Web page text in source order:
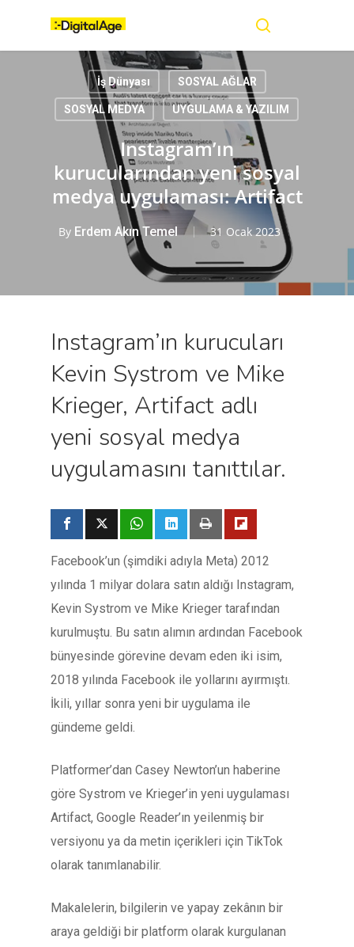
content
İş Dünyası SOSYAL AĞLAR
SOSYAL MEDYA UYGULAMA & YAZILIM
Instagram’ın
kurucularından yeni sosyal
medya uygulaması: Artifact
By Erdem Akın Temel 31 Ocak 2023
Instagram’ın kurucuları
Kevin Systrom ve Mike
Krieger, Artifact adlı
yeni sosyal medya
uygulamasını tanıttılar.
Facebook’un (şimdiki adıyla Meta) 2012
yılında 1 milyar dolara satın aldığı Instagram,
Kevin Systrom ve Mike Krieger tarafından
kurulmuştu. Bu satın alımın ardından Facebook
bünyesinde görevine devam eden iki isim,
2018 yılında Facebook ile yollarını ayırmıştı.
İkili, yıllar sonra yeni bir uygulama ile
gündeme geldi.
Platformer’dan Casey Newton’un haberine
göre Systrom ve Krieger’in yeni uygulaması
Artifact, Google Reader’ın yeilenmiş bir
versiyonu ya da metin içerikleri için TikTok
olarak tanımlanabilir.
Makalelerin, bilgilerin ve yapay zekânın bir
araya geldiği bir platform olarak kurgulanan